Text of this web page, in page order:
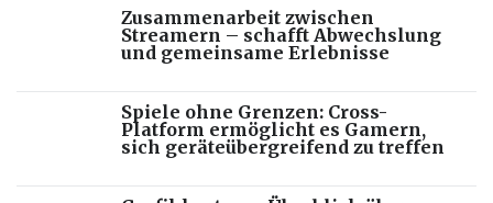
Zusammenarbeit zwischen
Streamern – schafft Abwechslung
und gemeinsame Erlebnisse
Spiele ohne Grenzen: Cross-
Platform ermöglicht es Gamern,
sich geräteübergreifend zu treffen